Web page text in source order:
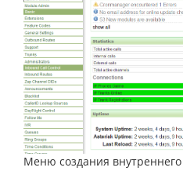
Меню создания